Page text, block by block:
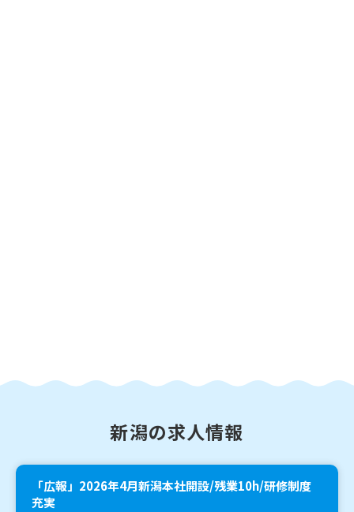
新潟の求人情報
「広報」2026年4月新潟本社開設/残業10h/研修制度
充実